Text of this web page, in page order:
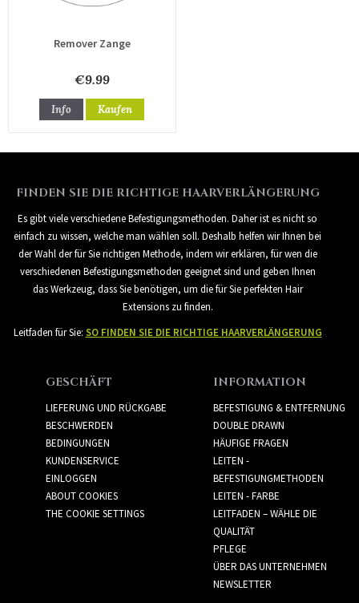
Remover Zange
€9.99
Info Kaufen
FINDEN SIE DIE RICHTIGE HAARVERLÄNGERUNG
Es gibt viele verschiedene Befestigungsmethoden. Daher ist es nicht so
einfach zu wissen, welche man wählen soll. Deshalb helfen wir Ihnen bei
der Wahl der für Sie richtigen Methode, indem wir erklären, für wen die
verschiedenen Befestigungsmethoden geeignet sind und geben Ihnen
das Werkzeug, dass Sie benötigen, um die für Sie perfekten Hair
Extensions zu finden.
Leitfaden für Sie: SO FINDEN SIE DIE RICHTIGE HAARVERLÄNGERUNG
GESCHÄFT
LIEFERUNG UND RÜCKGABE
BESCHWERDEN
BEDINGUNGEN
KUNDENSERVICE
EINLOGGEN
ABOUT COOKIES
THE COOKIE SETTINGS
INFORMATION
BEFESTIGUNG & ENTFERNUNG
DOUBLE DRAWN
HÄUFIGE FRAGEN
LEITEN -
BEFESTIGUNGMETHODEN
LEITEN - FARBE
LEITFADEN – WÄHLE DIE
QUALITÄT
PFLEGE
ÜBER DAS UNTERNEHMEN
NEWSLETTER